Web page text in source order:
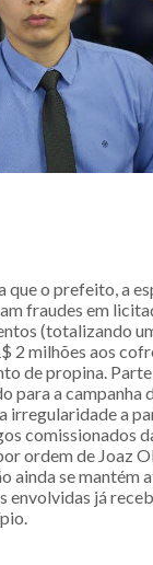
o prefeito, a
fraudes em
(totalizando
2 milhões aos
de propina. Parte
para a campanha
irregularidade a
comissionados
ordem de Joaz
ainda se mantém
envolvidas já